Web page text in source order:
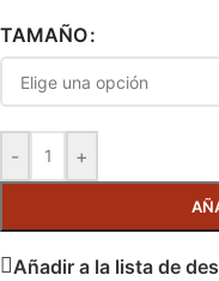
TAMAÑO
- +
Añadir a la lista de